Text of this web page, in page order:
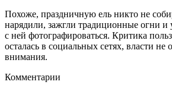
Похоже, праздничную ель никто не
нарядили, зажгли традиционные огни
с ней фотографироваться. Критика
осталась в социальных сетях, власти не
внимания.
Комментарии